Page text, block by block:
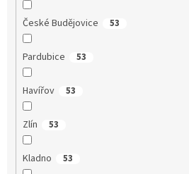
České Budějovice 53
Pardubice 53
Havířov 53
Zlín 53
Kladno 53